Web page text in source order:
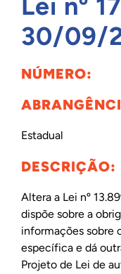
INTERNACIONAL
BIBLIOTECA
30/09/
NÚMERO:
Estadual
DESCRIÇÃO:
Altera a Lei nº
dispõe sobre a
informações sobre
específica e dá
Projeto de Lei de